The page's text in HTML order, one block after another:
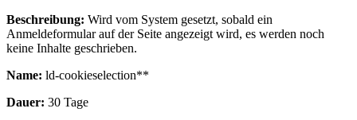
Beschreibung: Wird vom System gesetzt, sobald ein
Anmeldeformular auf der Seite angezeigt wird, es werden noch
keine Inhalte geschrieben.
Name: ld-cookieselection**
Dauer: 30 Tage